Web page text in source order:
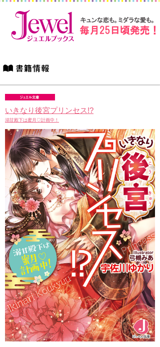
いきなり後宮プリンセス!?
溺甘殿下は蜜月♡計画中！